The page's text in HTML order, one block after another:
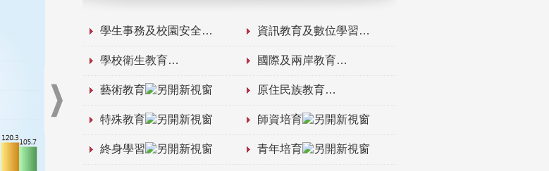
學生事務及校園安全 資訊教育及數位學習
學校衛生教育 國際及兩岸教育
藝術教育 原住民族教育
特殊教育 師資培育
終身學習 青年培育